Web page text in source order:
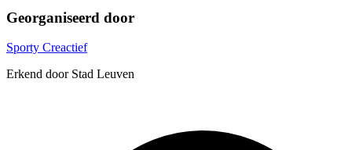
Georganiseerd door
Sporty Creactief
Erkend door Stad Leuven